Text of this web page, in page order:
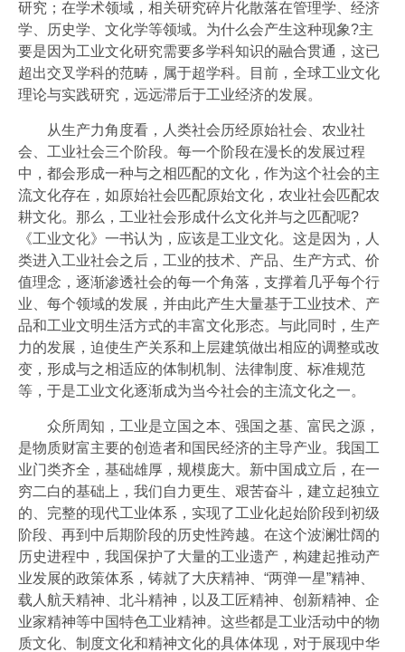
研究；在学术领域，相关研究碎片化散落在管理学、经济
学、历史学、文化学等领域。为什么会产生这种现象?主
要是因为工业文化研究需要多学科知识的融合贯通，这已
超出交叉学科的范畴，属于超学科。目前，全球工业文化
理论与实践研究，远远滞后于工业经济的发展。
从生产力角度看，人类社会历经原始社会、农业社
会、工业社会三个阶段。每一个阶段在漫长的发展过程
中，都会形成一种与之相匹配的文化，作为这个社会的主
流文化存在，如原始社会匹配原始文化，农业社会匹配农
耕文化。那么，工业社会形成什么文化并与之匹配呢?
《工业文化》一书认为，应该是工业文化。这是因为，人
类进入工业社会之后，工业的技术、产品、生产方式、价
值理念，逐渐渗透社会的每一个角落，支撑着几乎每个行
业、每个领域的发展，并由此产生大量基于工业技术、产
品和工业文明生活方式的丰富文化形态。与此同时，生产
力的发展，迫使生产关系和上层建筑做出相应的调整或改
变，形成与之相适应的体制机制、法律制度、标准规范
等，于是工业文化逐渐成为当今社会的主流文化之一。
众所周知，工业是立国之本、强国之基、富民之源，
是物质财富主要的创造者和国民经济的主导产业。我国工
业门类齐全，基础雄厚，规模庞大。新中国成立后，在一
穷二白的基础上，我们自力更生、艰苦奋斗，建立起独立
的、完整的现代工业体系，实现了工业化起始阶段到初级
阶段、再到中后期阶段的历史性跨越。在这个波澜壮阔的
历史进程中，我国保护了大量的工业遗产，构建起推动产
业发展的政策体系，铸就了大庆精神、“两弹一星”精神、
载人航天精神、北斗精神，以及工匠精神、创新精神、企
业家精神等中国特色工业精神。这些都是工业活动中的物
质文化、制度文化和精神文化的具体体现，对于展现中华